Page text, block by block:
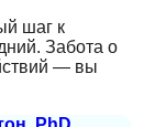
шаг к
Забота о
— вы